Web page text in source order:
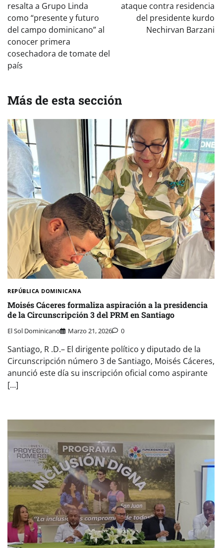
entradas
resalta a Grupo Linda
como “presente y futuro
del campo dominicano” al
conocer primera
cosechadora de tomate del
país
ataque contra residencia
del presidente kurdo
Nechirvan Barzani
Más de esta sección
REPÚBLICA DOMINICANA
Moisés Cáceres formaliza aspiración a la presidencia
de la Circunscripción 3 del PRM en Santiago
El Sol Dominicano Marzo 21, 2026 0
Santiago, R .D.– El dirigente político y diputado de la
Circunscripción número 3 de Santiago, Moisés Cáceres,
anunció este día su inscripción oficial como aspirante
[…]